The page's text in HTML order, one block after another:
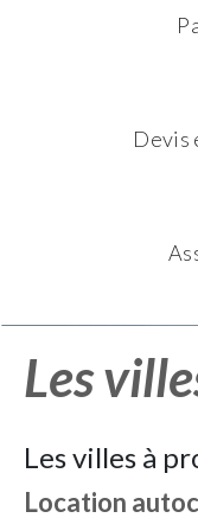
Devis
Les
Les villes à
Location